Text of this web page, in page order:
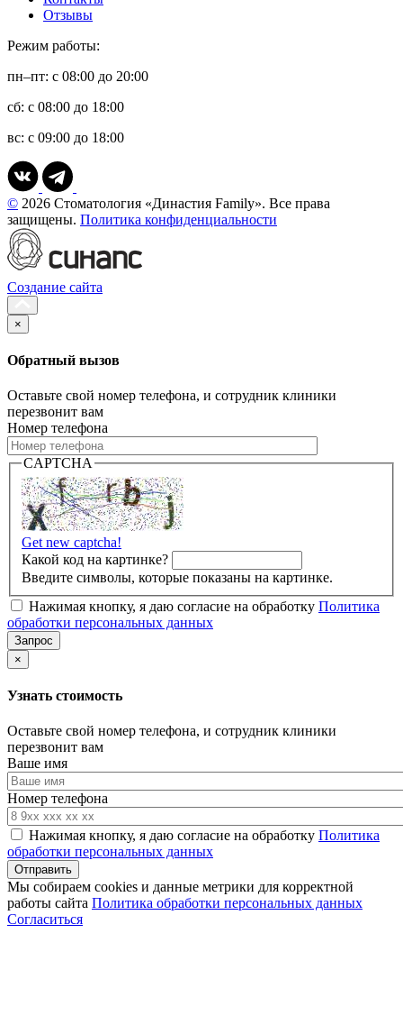
Отзывы
Режим работы:
пн–пт: с 08:00 до 20:00
сб: с 08:00 до 18:00
вс: с 09:00 до 18:00
© 2026 Стоматология «Династия Family». Все права
защищены. Политика конфиденциальности
Создание сайта
×
Обратный вызов
Оставьте свой номер телефона, и сотрудник клиники
перезвонит вам
Номер телефона
CAPTCHA
Get new captcha!
Какой код на картинке?
Введите символы, которые показаны на картинке.
Нажимая кнопку, я даю согласие на обработку Политика
обработки персональных данных
×
Узнать стоимость
Оставьте свой номер телефона, и сотрудник клиники
перезвонит вам
Ваше имя
Номер телефона
Нажимая кнопку, я даю согласие на обработку Политика
обработки персональных данных
Мы собираем cookies и данные метрики для корректной
работы сайта Политика обработки персональных данных
Согласиться